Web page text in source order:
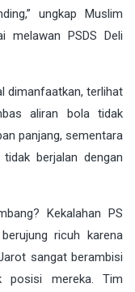
ungkap Muslim
melawan PSDS Deli
dimanfaatkan, terlihat
aliran bola tidak
panjang, sementara
berjalan dengan
Kekalahan PS
ricuh karena
sangat berambisi
posisi mereka. Tim